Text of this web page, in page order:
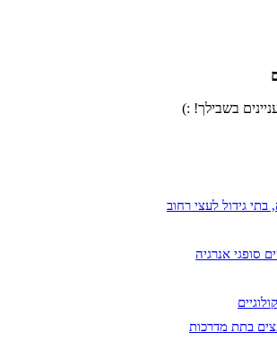
בשבילך! :)
בתת מדרכות